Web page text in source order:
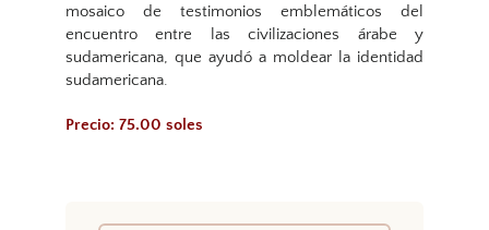
mosaico de testimonios emblemáticos del
encuentro entre las civilizaciones árabe y
sudamericana, que ayudó a moldear la identidad
sudamericana.
Precio: 75.00 soles